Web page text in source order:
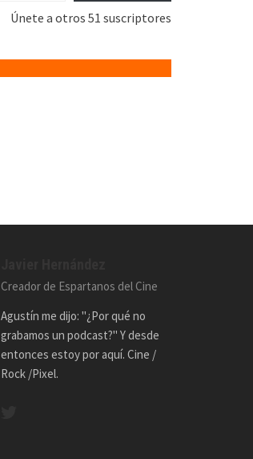
Únete a otros 51 suscriptores
Creador de Espartanos del Cine
Agustín me dijo: "¿Por qué no
grabamos un podcast?" Y desde
entonces estoy por aquí. Cine /
Rock /Pixel.